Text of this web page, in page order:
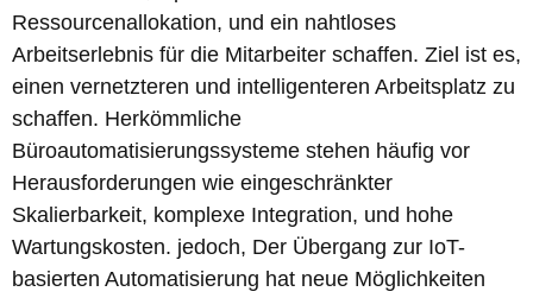
Ressourcenallokation, und ein nahtloses
Arbeitserlebnis für die Mitarbeiter schaffen. Ziel ist es,
einen vernetzteren und intelligenteren Arbeitsplatz zu
schaffen. Herkömmliche
Büroautomatisierungssysteme stehen häufig vor
Herausforderungen wie eingeschränkter
Skalierbarkeit, komplexe Integration, und hohe
Wartungskosten. jedoch, Der Übergang zur IoT-
basierten Automatisierung hat neue Möglichkeiten